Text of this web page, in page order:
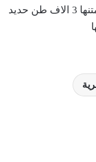
تحمل الزيادة الجديدة..
الرسمية لشرائح
الخضروات والفاكهة في